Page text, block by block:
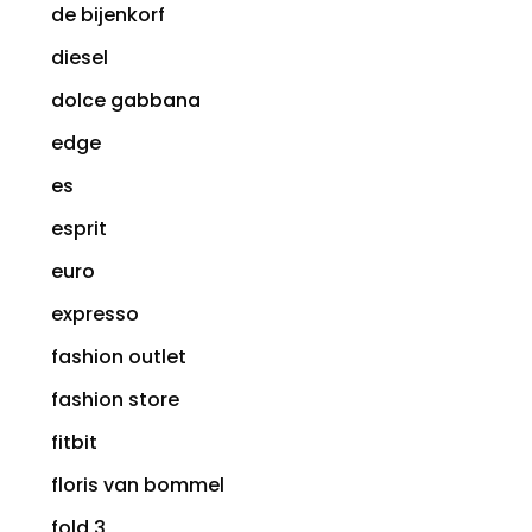
de bijenkorf
diesel
dolce gabbana
edge
es
esprit
euro
expresso
fashion outlet
fashion store
fitbit
floris van bommel